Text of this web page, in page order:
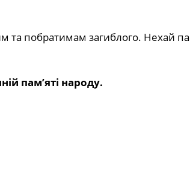
побратимам загиблого. Нехай
пам’яті народу.